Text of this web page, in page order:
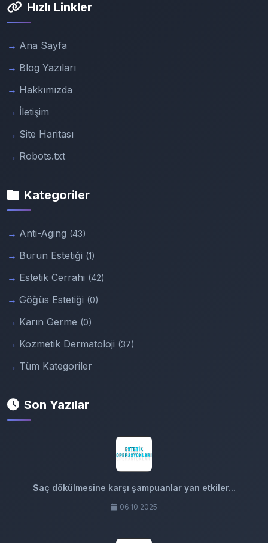
Hızlı Linkler
Ana Sayfa
Blog Yazıları
Hakkımızda
İletişim
Site Haritası
Robots.txt
Kategoriler
Anti-Aging (43)
Burun Estetiği (1)
Estetik Cerrahi (42)
Göğüs Estetiği (0)
Karın Germe (0)
Kozmetik Dermatoloji (37)
Tüm Kategoriler
Son Yazılar
Saç dökülmesine karşı şampuanlar yan etkiler...
06.10.2025